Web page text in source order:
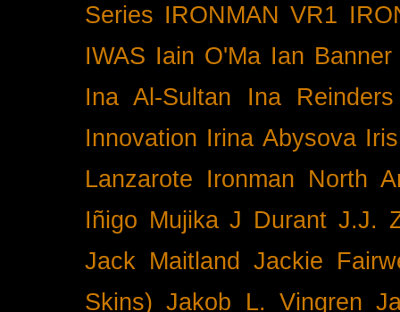
Series IRONMAN VR1
IWAS Iain O'Ma Ian Banner
Ina Al-Sultan
Ina Reinders
Innovation Irina Abysova
Lanzarote Ironman North
Iñigo Mujika J Durant J.J.
Jack Maitland
Jackie
Skins) Jakob L. Vingren